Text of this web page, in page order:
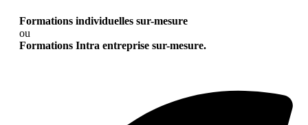
Formations individuelles sur-mesure
ou
Formations Intra entreprise sur-mesure.